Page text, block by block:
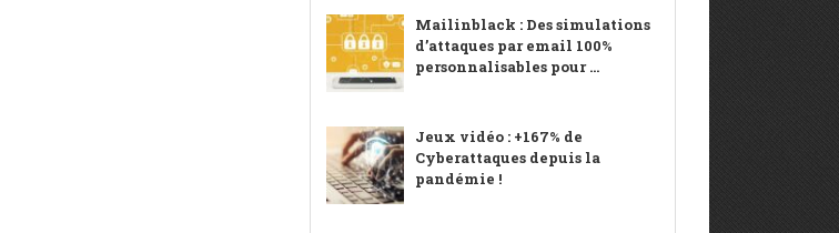
Mailinblack : Des simulations
d’attaques par email 100%
personnalisables pour ...
Jeux vidéo : +167% de
Cyberattaques depuis la
pandémie !